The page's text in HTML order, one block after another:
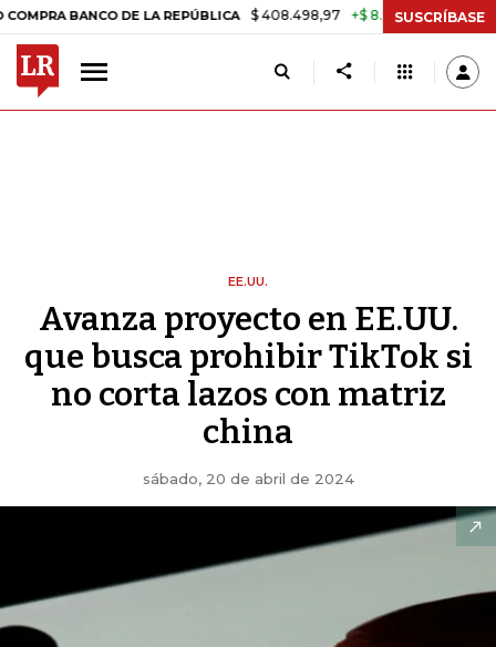
DE LA REPÚBLICA $ 408.498,97 +$ 8.753,81 +2,19% TASA
SUSCRÍBASE
EE.UU.
Avanza proyecto en EE.UU.
que busca prohibir TikTok si
no corta lazos con matriz
china
sábado, 20 de abril de 2024